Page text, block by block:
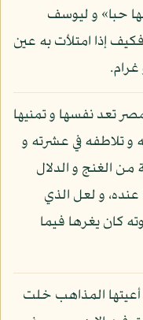
حبا» و ليوسف
إذا امتلأت به عين
تعد نفسها و تمنيها
و تلاطفه في عشرته و
الغنج و الدلال
و لعل الذي
كان يغرها فيما
أعيتها المذاهب خلت